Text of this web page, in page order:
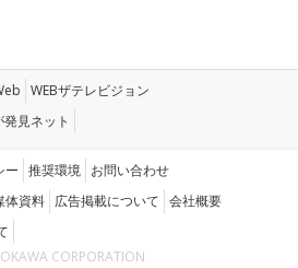
WEBザテレビジョン
見ネット
ー 推奨環境 お問い合わせ
体資料 広告掲載について 会社概要
CORPORATION